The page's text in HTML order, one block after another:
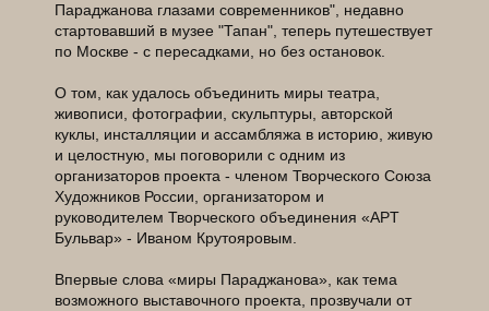
Параджанова глазами современников", недавно
стартовавший в музее "Тапан", теперь путешествует
по Москве - с пересадками, но без остановок.
О том, как удалось объединить миры театра,
живописи, фотографии, скульптуры, авторской
куклы, инсталляции и ассамбляжа в историю, живую
и целостную, мы поговорили с одним из
организаторов проекта - членом Творческого Союза
Художников России, организатором и
руководителем Творческого объединения «AРT
Бульвар» - Иваном Крутояровым.
Впервые слова «миры Параджанова», как тема
возможного выставочного проекта, прозвучали от